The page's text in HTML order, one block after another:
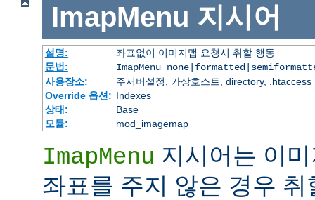
ImapMenu 지시어
설명:
좌표없이 이미지맵 요청시 취할 행동
문법:
ImapMenu
사용장소:
주서버설정, 가상호스트, directory, .htaccess
Override 옵션: Indexes
상태:
Base
모듈:
mod_imagemap
ImapMenu 지시어는 이
좌표를 주지 않은 경우